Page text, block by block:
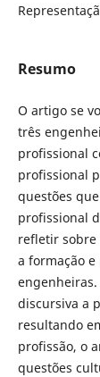
Resumo
O artigo se
três
profissional
profissional
questões
profissional
refletir sobre
a formação
discursiva a
resultando
profissão, o
questões